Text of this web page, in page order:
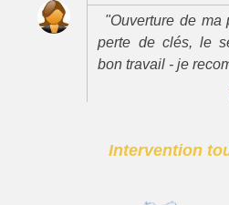
"Ouverture de ma
perte de clés, le
bon travail - je
Intervention